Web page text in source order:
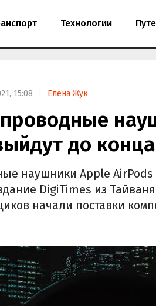
Технологии
15:08 Елена Жук
до
наушники Apple AirPods
DigiTimes из
начали поставки